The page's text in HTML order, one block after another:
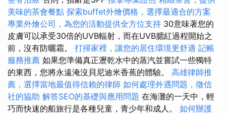
美味的茶會餐點 探索buffet外燴價格，選擇最適合的方案
專業外燴公司，為您的活動提供全方位支持 30意味著您的
皮膚可以承受30倍的UVB輻射，而在UVB腮紅過程開始之
前，沒有防曬霜。 打掃家裡，讓您的居住環境更舒適 記帳
服務推薦 如果您準備真正瀝乾水中的蒸汽並嘗試一些獨特
的東西，您將永遠淹沒貝尼迪米香蕉的體驗。 高雄律師推
薦，選擇當地最值得信賴的律師 如何處理外遇問題，徵信
社的協助 解答SEO的基礎與應用問題 在海灘的一天中，輕
巧而快速的船旅行是各種兒童，青少年和成人。 如何辦護